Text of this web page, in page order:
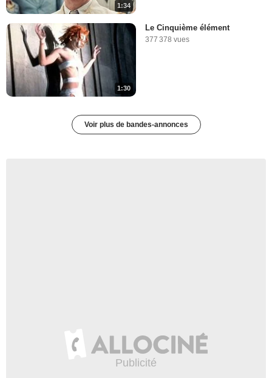
1:34
1:30
Le Cinquième élément
377 378 vues
Voir plus de bandes-annonces